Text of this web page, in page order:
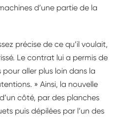
d’une partie de la
précise de ce qu’il voulait,
Le contrat lui a permis de
aller plus loin dans la
» Ainsi, la nouvelle
côté, par des planches
puis dépilées par l’un des